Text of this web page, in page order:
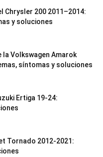
Chrysler 200 2011–2014:
y soluciones
la Volkswagen Amarok
síntomas y soluciones
Ertiga 19-24:
Tornado 2012-2021: